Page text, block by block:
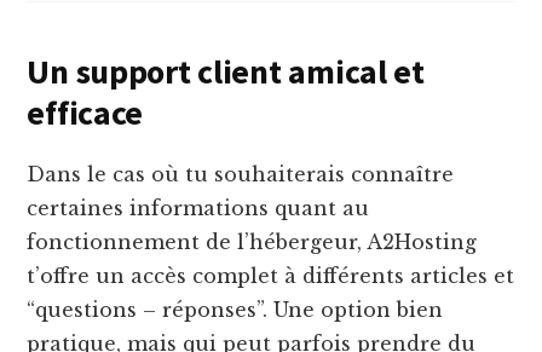
Un support client amical et
efficace
Dans le cas où tu souhaiterais connaître
certaines informations quant au
fonctionnement de l’hébergeur, A2Hosting
t’offre un accès complet à différents articles et
“questions – réponses”. Une option bien
pratique, mais qui peut parfois prendre du